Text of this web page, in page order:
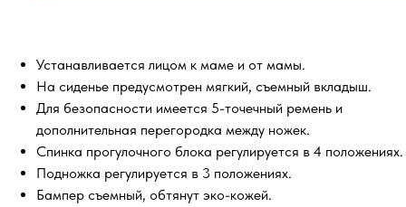
Устанавливается лицом к маме и от мамы.
На сиденье предусмотрен мягкий, съемный вкладыш.
Для безопасности имеется 5-точечный ремень и
дополнительная перегородка между ножек.
Спинка прогулочного блока регулируется в 4 положениях.
Подножка регулируется в 3 положениях.
Бампер съемный, обтянут эко-кожей.